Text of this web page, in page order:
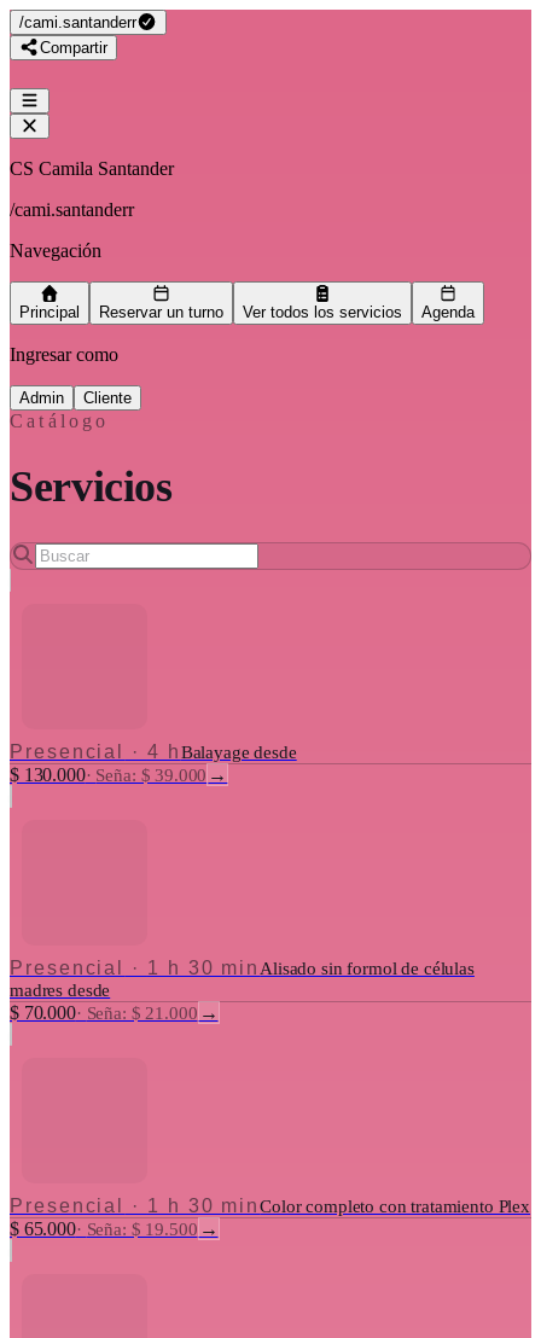
/cami.santanderr
Compartir
CS Camila Santander
/cami.santanderr
Navegación
Principal Reservar un turno Ver todos los servicios Agenda
Ingresar como
Admin Cliente
Catálogo
Servicios
Presencial · 4 hBalayage desde
$ 130.000· Seña: $ 39.000 →
Presencial · 1 h 30 minAlisado sin formol de células
madres desde
$ 70.000· Seña: $ 21.000 →
Presencial · 1 h 30 minColor completo con tratamiento Plex
$ 65.000· Seña: $ 19.500 →